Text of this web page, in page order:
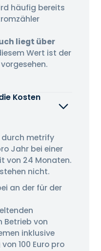
häufig bereits
liegt über
Wert ist der
Kosten
durch metrify
Jahr bei einer
von 24 Monaten.
nicht.
an der für der
Betrieb von
inklusive
100 Euro pro